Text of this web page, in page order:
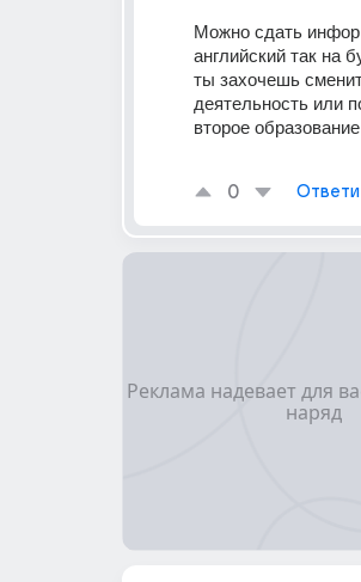
Можно сдать
английский так на
ты захочешь
деятельность или
второе
0